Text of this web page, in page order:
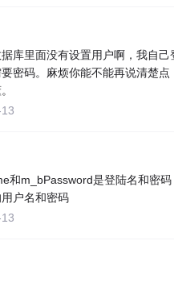
库里面没有设置用户啊，我自己
密码。麻烦你能不能再说清楚点
和m_bPassword是登陆名和密码
户名和密码